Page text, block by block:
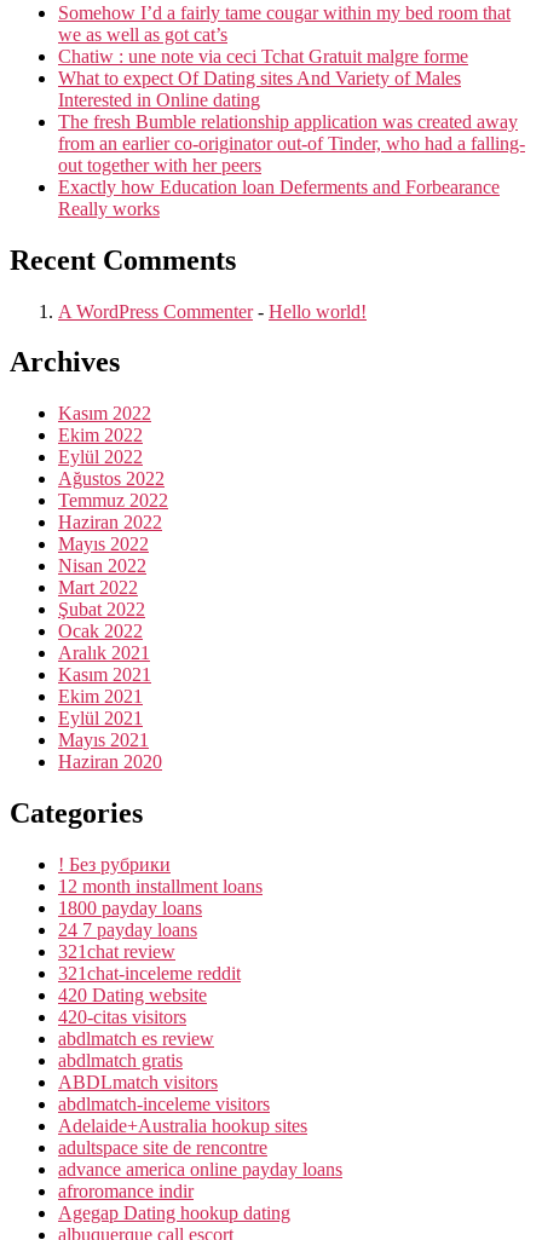
Somehow I’d a fairly tame cougar within my bed room that
we as well as got cat’s
Chatiw : une note via ceci Tchat Gratuit malgre forme
What to expect Of Dating sites And Variety of Males
Interested in Online dating
The fresh Bumble relationship application was created away
from an earlier co-originator out-of Tinder, who had a falling-
out together with her peers
Exactly how Education loan Deferments and Forbearance
Really works
Recent Comments
A WordPress Commenter- Hello world!
Archives
Kasım 2022
Ekim 2022
Eylül 2022
Ağustos 2022
Temmuz 2022
Haziran 2022
Mayıs 2022
Nisan 2022
Mart 2022
Şubat 2022
Ocak 2022
Aralık 2021
Kasım 2021
Ekim 2021
Eylül 2021
Mayıs 2021
Haziran 2020
Categories
! Без рубрики
12 month installment loans
1800 payday loans
24 7 payday loans
321chat review
321chat-inceleme reddit
420 Dating website
420-citas visitors
abdlmatch es review
abdlmatch gratis
ABDLmatch visitors
abdlmatch-inceleme visitors
Adelaide+Australia hookup sites
adultspace site de rencontre
advance america online payday loans
afroromance indir
Agegap Dating hookup dating
albuquerque call escort